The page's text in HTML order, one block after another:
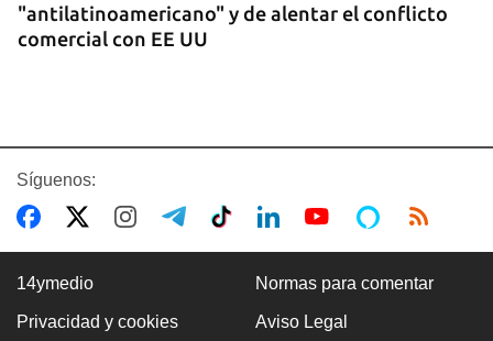
"antilatinoamericano" y de alentar el conflicto
comercial con EE UU
Síguenos:
14ymedio Normas para comentar
Privacidad y cookies Aviso Legal